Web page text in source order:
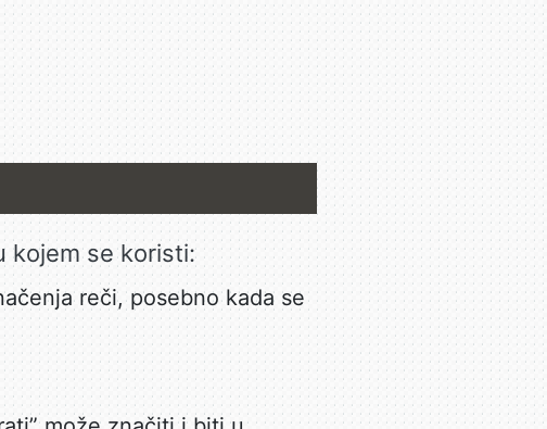
kojem se koristi:
reči, posebno kada se